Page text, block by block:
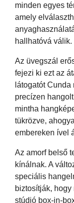
minden egyes
amely
hallhatóvá válik.
Az üvegszál
fejezi ki ezt az
látogatót
precízen
mintha
tükrözve,
embereken ível
Az amorf belső
kínálnak. A
speciális
biztosítják,
stúdió box-in-